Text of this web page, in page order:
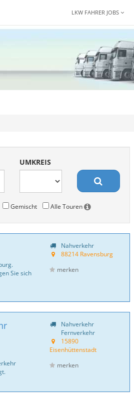
LKW FAHRER JOBS
UMKREIS
Gemischt Alle Touren
Sie sich
Nahverkehr
88214 Ravensburg
merken
Nahverkehr
Fernverkehr
15890
Eisenhüttenstadt
merken